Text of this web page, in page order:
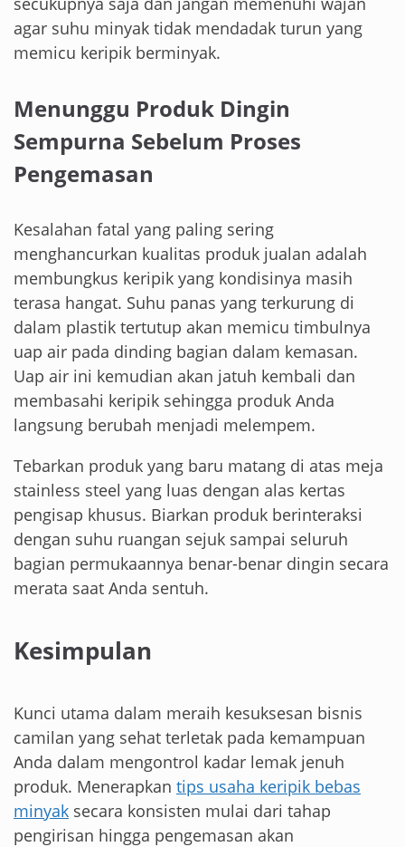
agar suhu minyak tidak mendadak turun yang
memicu keripik berminyak.
Menunggu Produk Dingin
Sempurna Sebelum Proses
Pengemasan
Kesalahan fatal yang paling sering
menghancurkan kualitas produk jualan adalah
membungkus keripik yang kondisinya masih
terasa hangat. Suhu panas yang terkurung di
dalam plastik tertutup akan memicu timbulnya
uap air pada dinding bagian dalam kemasan.
Uap air ini kemudian akan jatuh kembali dan
membasahi keripik sehingga produk Anda
langsung berubah menjadi melempem.
Tebarkan produk yang baru matang di atas meja
stainless steel yang luas dengan alas kertas
pengisap khusus. Biarkan produk berinteraksi
dengan suhu ruangan sejuk sampai seluruh
bagian permukaannya benar-benar dingin secara
merata saat Anda sentuh.
Kesimpulan
Kunci utama dalam meraih kesuksesan bisnis
camilan yang sehat terletak pada kemampuan
Anda dalam mengontrol kadar lemak jenuh
produk. Menerapkan tips usaha keripik bebas
minyak secara konsisten mulai dari tahap
pengirisan hingga pengemasan akan